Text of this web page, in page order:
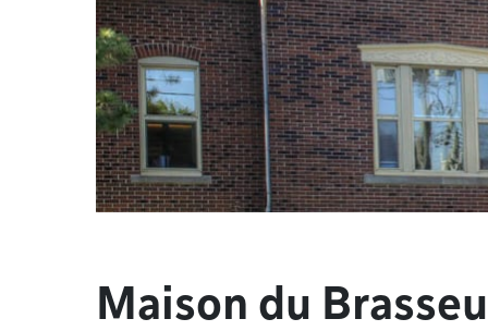
Maison du